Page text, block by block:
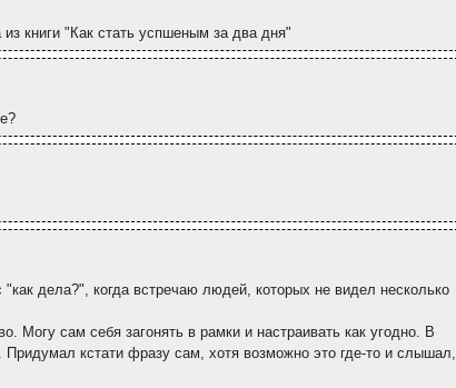
книги "Как стать успшеным за два дня"
дела?", когда встречаю людей, которых не видел несколько
Могу сам себя загонять в рамки и настраивать как угодно. В
Придумал кстати фразу сам, хотя возможно это где-то и слышал,